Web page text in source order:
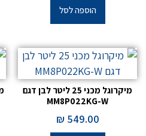
הוספה לסל
מיקרוגל מכני 25 ליטר לבן דגם
MM8P022KG-W
549.00
₪